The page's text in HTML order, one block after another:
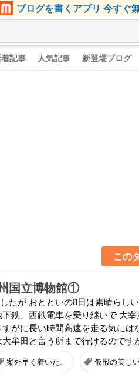
ブログを書くアプリ 今すぐ
記事 人気記事 新登場ブログ
この
国立博物館①
たが おとといの8日は素晴らしい
鉄、西鉄電車を乗り継いで 大宰
がに長い時間高速を走る気には
牟田と言う所まで行けるのです
案外早く着いた。 仮殿の美し